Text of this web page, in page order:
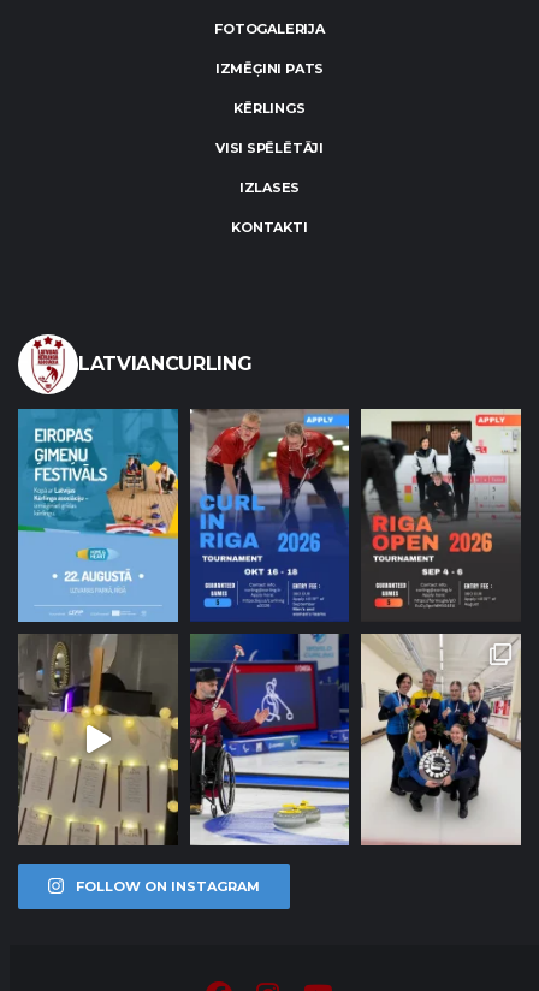
FOTOGALERIJA
IZMĒĢINI PATS
KĒRLINGS
VISI SPĒLĒTĀJI
IZLASES
KONTAKTI
LATVIANCURLING
FOLLOW ON INSTAGRAM